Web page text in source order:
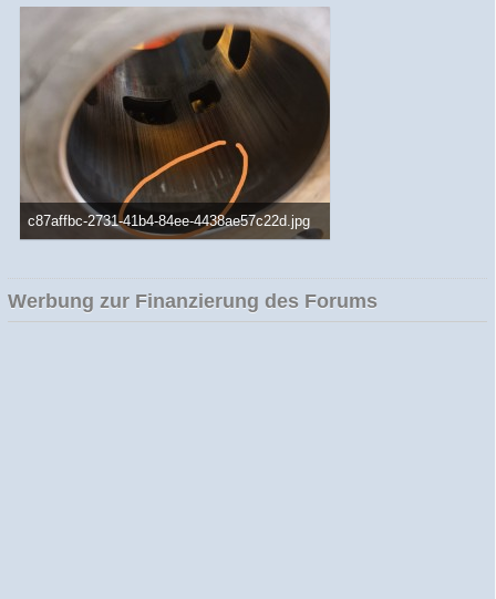
c87affbc-2731-41b4-84ee-4438ae57c22d.jpg
98,27 kB, 1.200×1.600, 1.842 mal angesehen
Werbung zur Finanzierung des Forums